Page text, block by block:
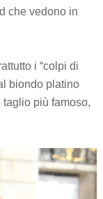
che vedono in
i “colpi di
biondo platino
più famoso,